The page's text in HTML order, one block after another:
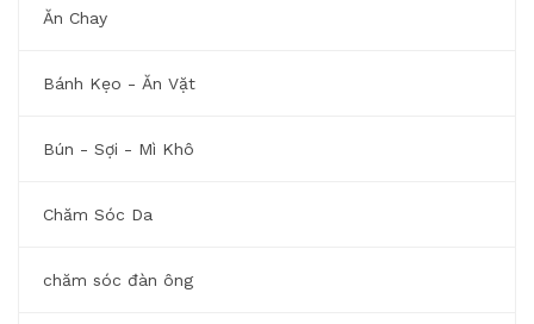
Ăn Chay
Bánh Kẹo - Ăn Vặt
Bún - Sợi - Mì Khô
Chăm Sóc Da
chăm sóc đàn ông